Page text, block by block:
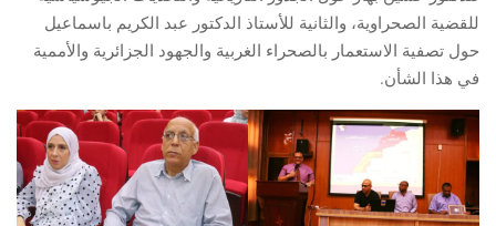
للقضية الصحراوية، والثانية للأستاذ الدكتور عبد الكريم باسماعيل
حول تصفية الاستعمار بالصحراء الغربية والجهود الجزائرية والأممية
في هذا الشأن.